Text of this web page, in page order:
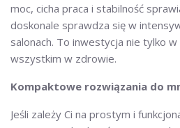
moc, cicha praca i stabilność
doskonale sprawdza się w
salonach. To inwestycja nie tylko
wszystkim w zdrowie.
Kompaktowe rozwiązania do
Jeśli zależy Ci na prostym i